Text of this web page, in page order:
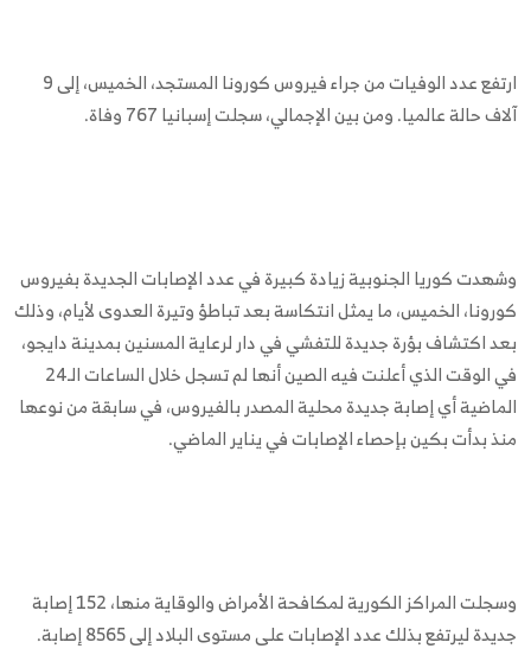
ارتفع عدد الوفيات من جراء فيروس كورونا المستجد، الخميس، إلى 9
آلاف حالة عالميا. ومن بين الإجمالي، سجلت إسبانيا 767 وفاة.
وشهدت كوريا الجنوبية زيادة كبيرة في عدد الإصابات الجديدة بفيروس
كورونا، الخميس، ما يمثل انتكاسة بعد تباطؤ وتيرة العدوى لأيام، وذلك
بعد اكتشاف بؤرة جديدة للتفشي في دار لرعاية المسنين بمدينة دايجو،
في الوقت الذي أعلنت فيه الصين أنها لم تسجل خلال الساعات الـ24
الماضية أي إصابة جديدة محلية المصدر بالفيروس، في سابقة من نوعها
منذ بدأت بكين بإحصاء الإصابات في يناير الماضي.
وسجلت المراكز الكورية لمكافحة الأمراض والوقاية منها، 152 إصابة
جديدة ليرتفع بذلك عدد الإصابات على مستوى البلاد إلى 8565 إصابة.